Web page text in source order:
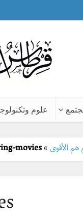
علوم
هم الأقوى »
movies